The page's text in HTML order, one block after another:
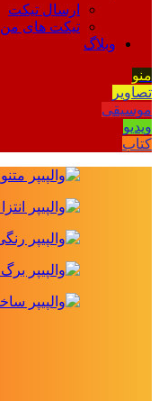
ارسال تیکت
تیکت های من
وبلاگ
منو
تصاویر
موسیقی
ویدیو
کتاب